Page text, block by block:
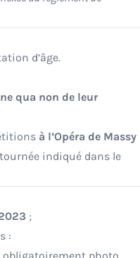
d’âge.
qua non de leur
à l’Opéra de Massy
indiqué dans le
;
s :